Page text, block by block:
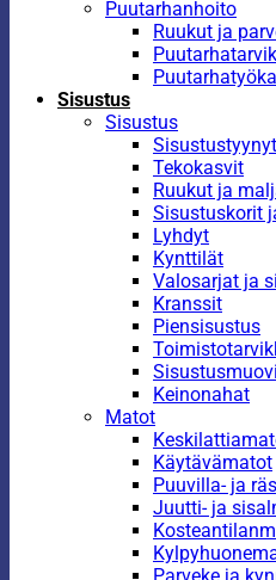
Puutarhanhoito
Ruukut ja
Sisustus
Sisustus
Tekokasvit
Ruukut ja
Sisustuskorit
Lyhdyt
Kynttilät
Valosarjat ja
Kranssit
Piensisustus
Keinonahat
Matot
Käytävämatot
Puuvilla- ja
Juutti- ja